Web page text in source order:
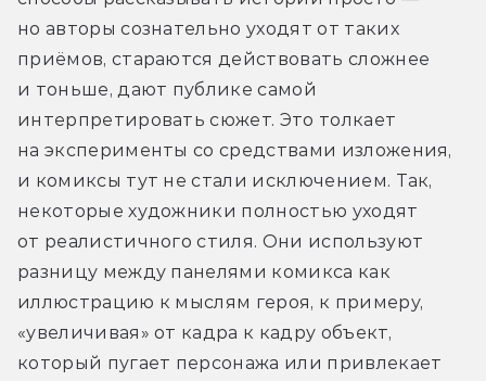
но авторы сознательно уходят от таких
приёмов, стараются действовать сложнее
и тоньше, дают публике самой
интерпретировать сюжет. Это толкает
на эксперименты со средствами изложения,
и комиксы тут не стали исключением. Так,
некоторые художники полностью уходят
от реалистичного стиля. Они используют
разницу между панелями комикса как
иллюстрацию к мыслям героя, к примеру,
«увеличивая» от кадра к кадру объект,
который пугает персонажа или привлекает